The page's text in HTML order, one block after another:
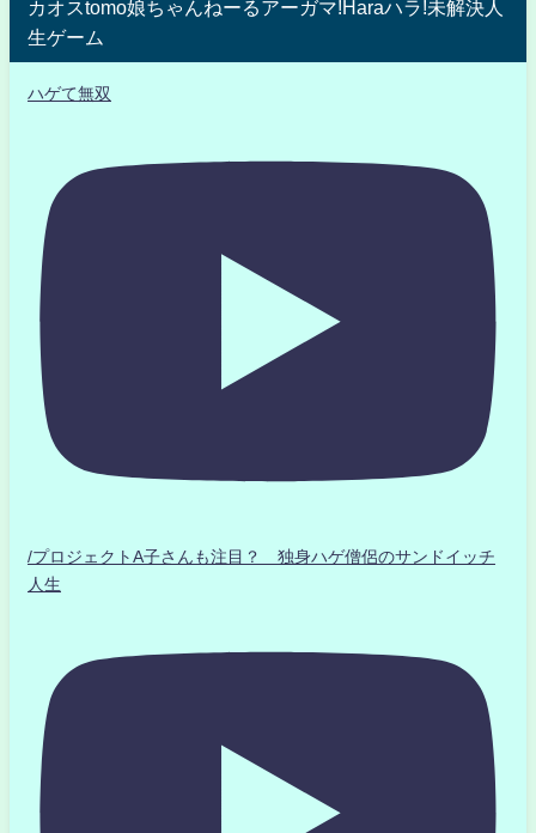
カオスtomo娘ちゃんねーるアーガマ!Haraハラ!未解決人
生ゲーム
ハゲて無双
/プロジェクトA子さんも注目？ 独身ハゲ僧侶のサンドイッチ
人生